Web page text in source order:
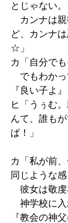
とじゃない。
カンナは親
ど、カンナ
☆」
カ「自分でも
でもわかっ
『良い子よ
ヒ「うぅむ
んて、誰も
ぱ！」
カ「私が前
同じような感
彼女は敬虔
神学校に入
『教会の神